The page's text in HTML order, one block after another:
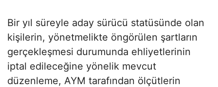
Bir yıl süreyle aday sürücü statüsünde olan
kişilerin, yönetmelikte öngörülen şartların
gerçekleşmesi durumunda ehliyetlerinin
iptal edileceğine yönelik mevcut
düzenleme, AYM tarafından ölçütlerin